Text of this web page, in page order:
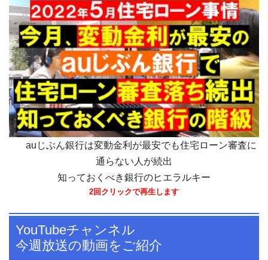
auじぶん銀行は変動金利が最安でも住宅ローン審査に
通らない人が続出
知っておくべき銀行のヒエラルキー
2回クリックで再生します
YouTubeチャンネル
今週放送の動画をご紹介